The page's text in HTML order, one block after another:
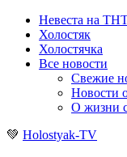
Невеста на
Холостяк
Холостячка
Все новости
Свежие
Новости
О жизни
💚 Holostyak-TV